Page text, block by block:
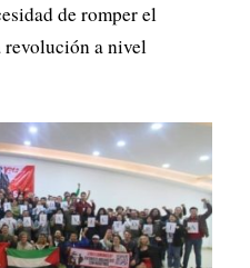
de romper el
revolución a nivel